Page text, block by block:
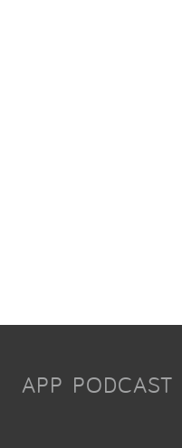
APP PODCAST